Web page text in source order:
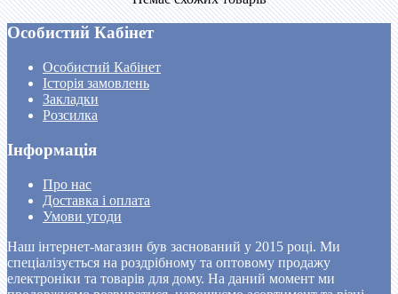
Особистий Кабінет
Особистий Кабінет
Історія замовлень
Закладки
Розсилка
Інформація
Про нас
Доставка і оплата
Умови угоди
Наш інтернет-магазин був заснований у 2015 році. Ми
спеціалізується на роздрібному та оптовому продажу
електроніки та товарів для дому. На даний момент ми